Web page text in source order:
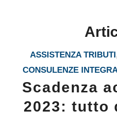
ASSISTENZA TRIBUTI
CONSULENZE
Scadenza
2023: tutto